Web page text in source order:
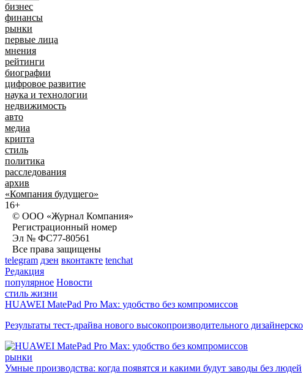
бизнес
финансы
рынки
первые лица
мнения
рейтинги
биографии
цифровое развитие
наука и технологии
недвижимость
авто
медиа
крипта
стиль
политика
расследования
архив
«Компания будущего»
16+
© ООО «Журнал Компания»
Регистрационный номер
Эл № ФС77-80561
Все права защищены
telegram дзен вконтакте tenchat
Редакция
популярное Новости
стиль жизни
HUAWEI MatePad Pro Max: удобство без компромиссов
Результаты тест-драйва нового высокопроизводительного
рынки
Умные производства: когда появятся и какими будут заводы без людей